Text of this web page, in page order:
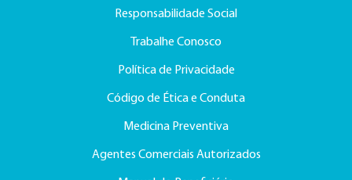
Responsabilidade Social
Trabalhe Conosco
Política de Privacidade
Código de Ética e Conduta
Medicina Preventiva
Agentes Comerciais Autorizados